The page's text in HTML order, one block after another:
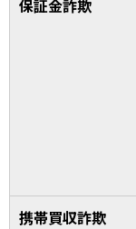
保証金詐欺
携帯買収詐欺